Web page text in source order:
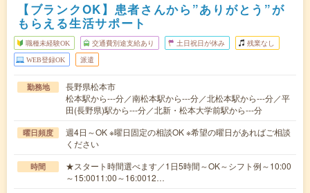
【ブランクOK】患者さんから”ありがとう”が
もらえる生活サポート
職種未経験OK 交通費別途支給あり 土日祝日が休み 残業なし
WEB登録OK 派遣
勤務地
長野県松本市
松本駅から---分／南松本駅から---分／北松本駅から---分／平
田(長野県)駅から---分／北新・松本大学前駅から---分
曜日頻度
週4日～OK ※曜日固定の相談OK ※希望の曜日があればご相談
ください
時間
★スタート時間選べます／1日5時間～OK～シフト例～10:00
～15:0011:00～16:0012…